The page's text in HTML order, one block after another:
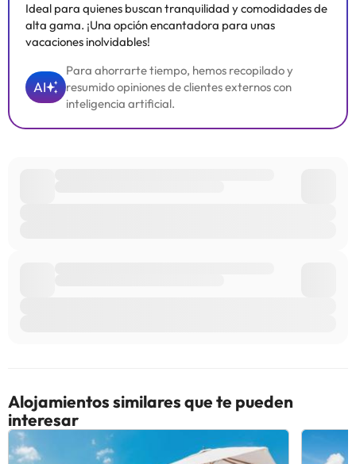
Ideal para quienes buscan tranquilidad y comodidades de
alta gama. ¡Una opción encantadora para unas
vacaciones inolvidables!
AI
Para ahorrarte tiempo, hemos recopilado y
resumido opiniones de clientes externos con
inteligencia artificial.
Alojamientos similares que te pueden
interesar